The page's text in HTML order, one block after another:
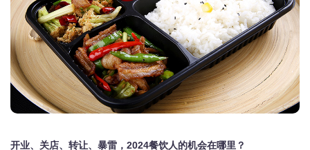
开业、关店、转让、暴雷，2024餐饮人的机会在哪里？